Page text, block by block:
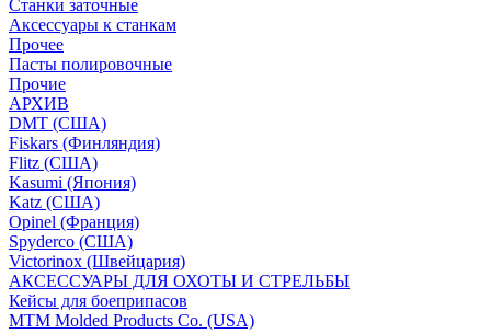
Станки заточные
Аксессуары к станкам
Прочее
Пасты полировочные
Прочие
АРХИВ
DMT (США)
Fiskars (Финляндия)
Flitz (США)
Kasumi (Япония)
Katz (США)
Opinel (Франция)
Spyderco (США)
Victorinox (Швейцария)
АКСЕССУАРЫ ДЛЯ ОХОТЫ И СТРЕЛЬБЫ
Кейсы для боеприпасов
MTM Molded Products Co. (USA)